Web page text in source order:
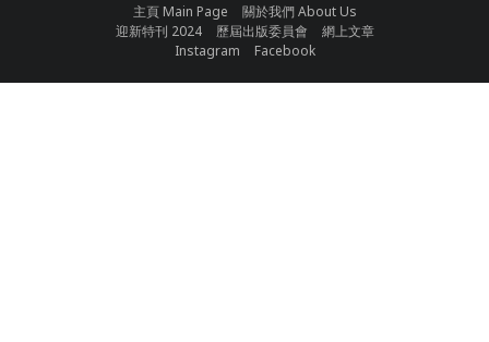
主頁 Main Page
關於我們 About Us
迎新特刊 2024
歷屆出版委員會
網上文章
Instagram
Facebook